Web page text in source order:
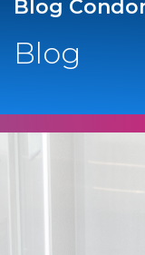
Blog
Blog